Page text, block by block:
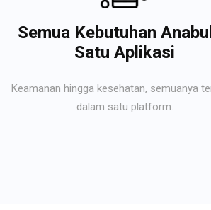
Semua Kebutuhan
Satu Aplikasi
Keamanan hingga kesehatan, semuanya
dalam satu platform.